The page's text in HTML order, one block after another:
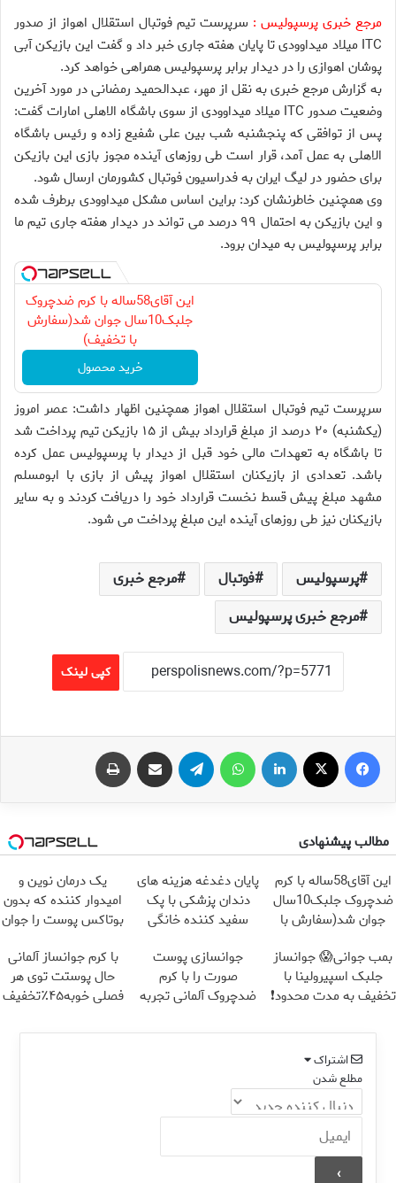
مرجع خبری پرسپولیس : سرپرست تیم فوتبال استقلال اهواز از صدور
ITC میلاد میداوودی تا پایان هفته جاری خبر داد و گفت این بازیکن آبی
پوشان اهوازی را در دیدار برابر پرسپولیس همراهی خواهد کرد.
به گزارش مرجع خبری به نقل از مهر، عبدالحمید رمضانی در مورد آخرین
وضعیت صدور ITC میلاد میداوودی از سوی باشگاه الاهلی امارات گفت:
پس از توافقی که پنجشنبه شب بین علی شفیع زاده و رئیس باشگاه
الاهلی به عمل آمد، قرار است طی روزهای آینده مجوز بازی این بازیکن
برای حضور در لیگ ایران به فدراسیون فوتبال کشورمان ارسال شود.
وی همچنین خاطرنشان کرد: براین اساس مشکل میداوودی برطرف شده
و این بازیکن به احتمال ۹۹ درصد می تواند در دیدار هفته جاری تیم ما
برابر پرسپولیس به میدان برود.
این آقای58ساله با کرم ضدچروک
جلبک10سال جوان شد(سفارش
با تخفیف)
خرید محصول
سرپرست تیم فوتبال استقلال اهواز همچنین اظهار داشت: عصر امروز
(یکشنبه) ۲۰ درصد از مبلغ قرارداد بیش از ۱۵ بازیکن تیم پرداخت شد
تا باشگاه به تعهدات مالی خود قبل از دیدار با پرسپولیس عمل کرده
باشد. تعدادی از بازیکنان استقلال اهواز پیش از بازی با ابومسلم
مشهد مبلغ پیش قسط نخست قرارداد خود را دریافت کردند و به سایر
بازیکنان نیز طی روزهای آینده این مبلغ پرداخت می شود.
پرسپولیس فوتبال
مرجع خبری
مرجع خبری پرسپولیس
کپی لینک
فیس بوک لینکدین تلگرام اشتراک گذاری از طریق ایمیل
مطالب پیشنهادی
این آقای58ساله با کرم
ضدچروک جلبک10سال
جوان شد(سفارش با
پایان دغدغه هزینه های
دندان پزشکی با پک
سفید کننده خانگی
یک درمان نوین و
امیدوار کننده که بدون
بوتاکس پوست را جوان
بمب جوانی😱 جوانساز
جلبک اسپیرولینا با
تخفیف به مدت محدود❗
جوانسازی پوست
صورت را با کرم
ضدچروک آلمانی تجربه
با کرم جوانساز آلمانی
حال پوستت توی هر
فصلی خوبه۴۵٪تخفیف
اشتراک
مطلع شدن